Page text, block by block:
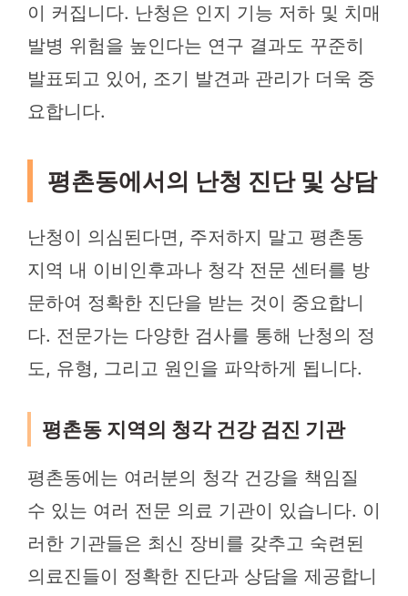
이 커집니다. 난청은 인지 기능 저하 및 치매
발병 위험을 높인다는 연구 결과도 꾸준히
발표되고 있어, 조기 발견과 관리가 더욱 중
요합니다.
평촌동에서의 난청 진단 및 상담
난청이 의심된다면, 주저하지 말고 평촌동
지역 내 이비인후과나 청각 전문 센터를 방
문하여 정확한 진단을 받는 것이 중요합니
다. 전문가는 다양한 검사를 통해 난청의 정
도, 유형, 그리고 원인을 파악하게 됩니다.
평촌동 지역의 청각 건강 검진 기관
평촌동에는 여러분의 청각 건강을 책임질
수 있는 여러 전문 의료 기관이 있습니다. 이
러한 기관들은 최신 장비를 갖추고 숙련된
의료진들이 정확한 진단과 상담을 제공합니